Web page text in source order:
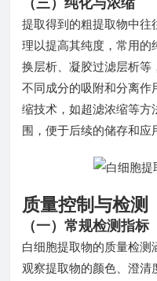
提取得到的粗提取物中往
理以提高其纯度，常用的
换层析、凝胶过滤层析等
不同成分的吸附和分离作
缩技术，如超滤浓缩等方
围，便于后续的储存和应
质量控制与检测
（一）常规检测指标
白细胞提取物的质量检测
观察提取物的颜色、澄清